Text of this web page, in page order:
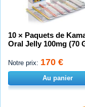
10 × Paquets de
Oral Jelly 100mg (70
Notre prix: 170 €
Au panier